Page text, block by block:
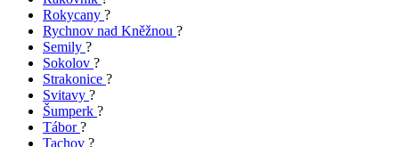
Rokycany ?
Rychnov nad Kněžnou ?
Semily ?
Sokolov ?
Strakonice ?
Svitavy ?
Šumperk ?
Tábor?
Tachov ?